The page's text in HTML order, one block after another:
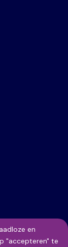
en
"accepteren" te